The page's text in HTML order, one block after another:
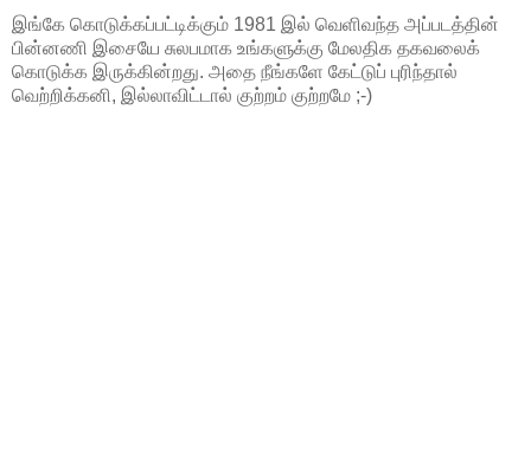
இங்கே கொடுக்கப்பட்டிக்கும் 1981 இல் வெளிவந்த அப்படத்தின்
பின்னணி இசையே சுலபமாக உங்களுக்கு மேலதிக தகவலைக்
கொடுக்க இருக்கின்றது. அதை நீங்களே கேட்டுப் புரிந்தால்
வெற்றிக்கனி, இல்லாவிட்டால் குற்றம் குற்றமே ;-)